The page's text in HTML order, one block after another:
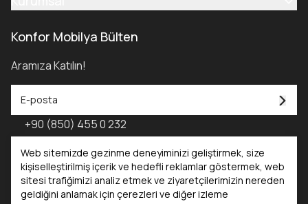
Web sitemizde gezinme deneyiminizi geliştirmek, size
kişiselleştirilmiş içerik ve hedefli reklamlar göstermek, web
sitesi trafiğimizi analiz etmek ve ziyaretçilerimizin nereden
geldiğini anlamak için çerezleri ve diğer izleme
Kataloglar
Konfor Mobilya Bülten
Aramıza Katılın!
+90 (850) 455 0 232
Konfor Mobilya Kataloğu - 2025